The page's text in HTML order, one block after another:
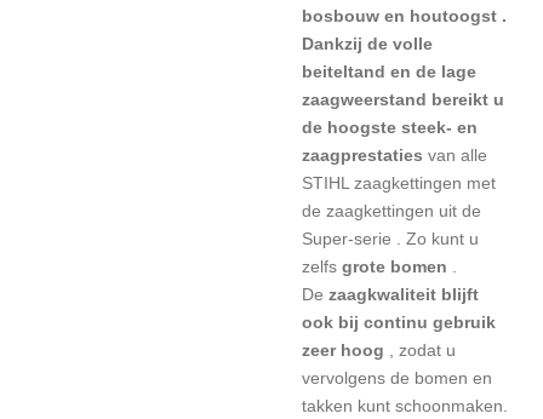
bosbouw en houtoogst .
Dankzij de volle
beiteltand en de lage
zaagweerstand bereikt u
de hoogste steek- en
zaagprestaties van alle
STIHL zaagkettingen met
de zaagkettingen uit de
Super-serie
. Zo kunt u
zelfs grote bomen
De zaagkwaliteit blijft
ook bij continu gebruik
zeer hoog
, zodat u
vervolgens de bomen en
takken kunt schoonmaken.